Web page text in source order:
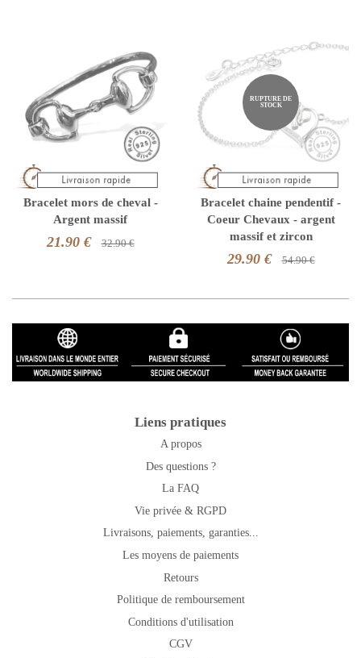
Bracelet mors de cheval -
Argent massif
21.90 € 32.90 €
RUPTURE DE
STOCK
Bracelet chaine pendentif -
Coeur Chevaux - argent
massif et zircon
29.90 € 54.90 €
Liens pratiques
A propos
Des questions ?
La FAQ
Vie privée & RGPD
Livraisons, paiements, garanties...
Les moyens de paiements
Retours
Politique de remboursement
Conditions d'utilisation
CGV